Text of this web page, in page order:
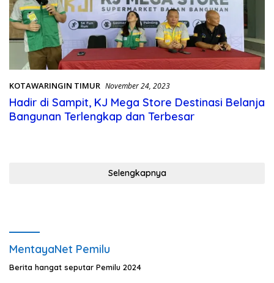
KOTAWARINGIN TIMUR November 24, 2023
Hadir di Sampit, KJ Mega Store Destinasi Belanja
Bangunan Terlengkap dan Terbesar
Selengkapnya
MentayaNet Pemilu
Berita hangat seputar Pemilu 2024